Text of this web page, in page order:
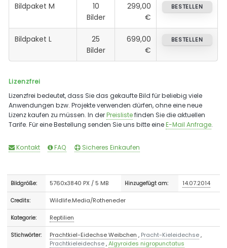
Bildpaket M
10
Bilder
299,00
€
BESTELLEN
Bildpaket L
25
Bilder
699,00
€
BESTELLEN
Lizenzfrei
Lizenzfrei bedeutet, dass Sie das gekaufte Bild für beliebig viele
Anwendungen bzw. Projekte verwenden dürfen, ohne eine neue
Lizenz kaufen zu müssen. In derPreislistefinden Sie die aktuellen
Tarife. Für eine Bestellung senden Sie uns bitte eineE-Mail Anfrage.
Kontakt FAQ Sicheres Einkaufen
Bildgröße: 5760x3840 PX / 5 MB Hinzugefügt am: 14.07.2014
Credits: Wildlife.Media/Rotheneder
Kategorie: Reptilien
Stichwörter: Prachtkiel-Eidechse Weibchen , Pracht-Kieleidechse,
Prachtkieleidechse,Algyroides nigropunctatus